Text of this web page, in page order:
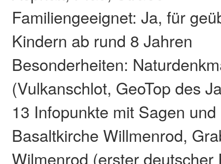
Familiengeeignet: Ja, für
Kindern ab rund 8 Jahren
Besonderheiten:
(Vulkanschlot, GeoTop des
13 Infopunkte mit Sagen
Basaltkirche Willmenrod,
Wilmenrod (erster deutscher